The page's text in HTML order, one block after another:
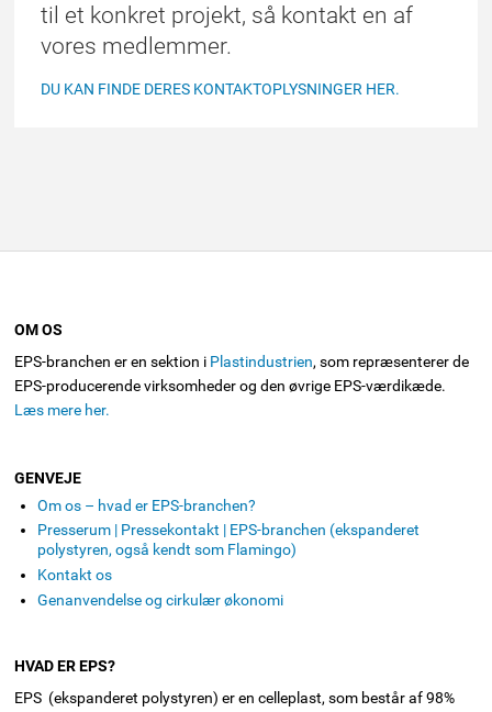
til et konkret projekt, så kontakt en af
vores medlemmer.
DU KAN FINDE DERES KONTAKTOPLYSNINGER HER.
OM OS
EPS-branchen er en sektion i Plastindustrien, som repræsenterer de
EPS-producerende virksomheder og den øvrige EPS-værdikæde.
Læs mere her.
GENVEJE
Om os – hvad er EPS-branchen?
Presserum | Pressekontakt | EPS-branchen (ekspanderet
polystyren, også kendt som Flamingo)
Kontakt os
Genanvendelse og cirkulær økonomi
HVAD ER EPS?
EPS (ekspanderet polystyren) er en celleplast, som består af 98%